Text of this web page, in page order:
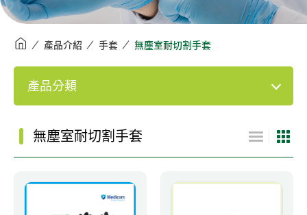
產業分類
代理品牌
FAQ
產品介紹 手套 無塵室耐切割手套
產品分類
無塵室耐切割手套